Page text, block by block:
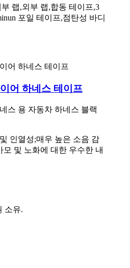
랩,외부 랩,합동 테이프,3
포일 테이프,점탄성 바디
어 하네스 테이프
스 용 자동차 하네스 블랙
인열성;매우 높은 소음 감
모 및 노화에 대한 우수한 내
소유.